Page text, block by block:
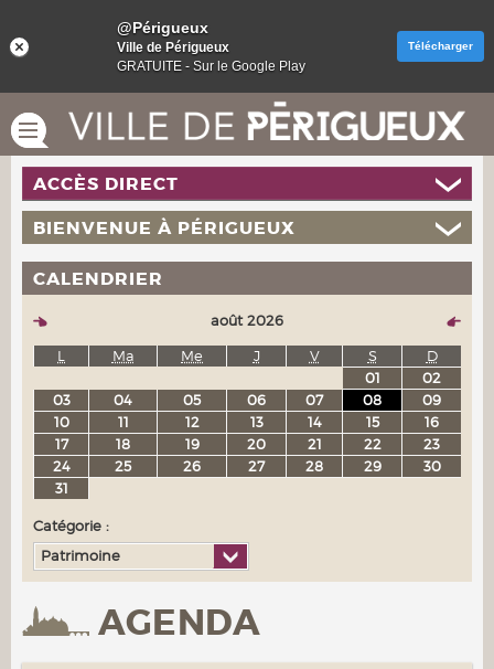
AGENDA
ACCÈS DIRECT
BIENVENUE À PÉRIGUEUX
CALENDRIER
août 2026
L
Ma Me J V S
D
01
02
03
04 05 06 07 08
09
10
11 12 13 14 15
16
17
18 19 20 21 22
23
24
25 26 27 28 29
30
31
Catégorie :
Patrimoine
@Périgueux
Ville de Périgueux
GRATUITE - Sur le Google Play
Télécharger